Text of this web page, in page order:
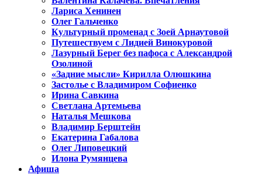
Лариса Хенинен
Олег Гальченко
Культурный променад с Зоей Арнаутовой
Путешествуем с Лидией Винокуровой
Лазурный Берег без пафоса с Александрой
Озолиной
«Задние мысли» Кирилла Олюшкина
Застолье с Владимиром Софиенко
Ирина Савкина
Светлана Артемьева
Наталья Мешкова
Владимир Берштейн
Екатерина Габалова
Олег Липовецкий
Илона Румянцева
Афиша